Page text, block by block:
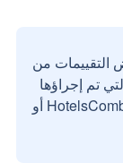
التقييمات من
تم إجراؤها
بواسطة مستخدمين حقيقيين مع HotelsCombined أو